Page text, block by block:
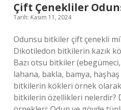
Çift Çenekliler
Tarih: Kasım 11, 2024
Odunsu bitkiler çift çenekli
Dikotiledon bitkilerin kazık
Bazı otsu bitkiler
lahana, bakla, bamya,
bitkilerin kökleri örnek
bitkilerin özellikleri nelerdir?